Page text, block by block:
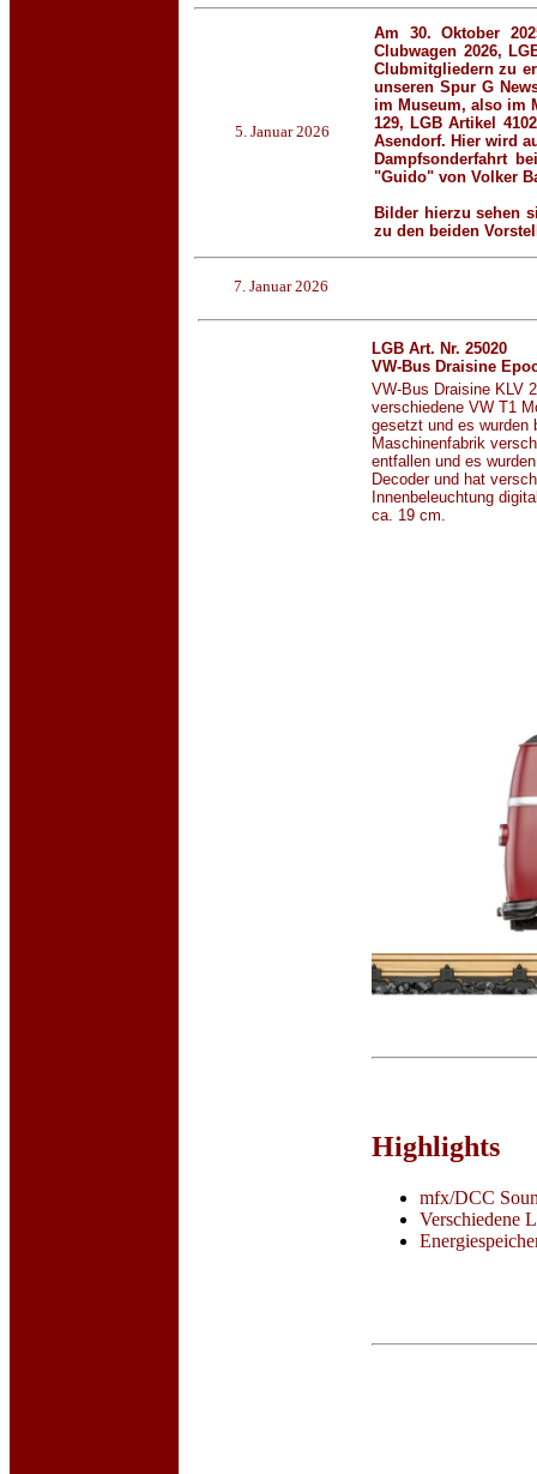
5. Januar 2026
Am 30. Oktober
Clubwagen 2026,
Clubmitgliedern zu
unseren Spur G
im Museum, also im
129, LGB Artikel
Asendorf. Hier wird
Dampfsonderfahrt
"Guido" von Volker
Bilder hierzu sehen
zu den beiden
7. Januar 2026
LGB Art. Nr. 25020
VW-Bus Draisine
VW-Bus Draisine KLV
verschiedene VW T1
gesetzt und es wurden
Maschinenfabrik
entfallen und es
Decoder und hat
Innenbeleuchtung
ca. 19 cm.
Highlights
mfx/DCC
Verschiedene